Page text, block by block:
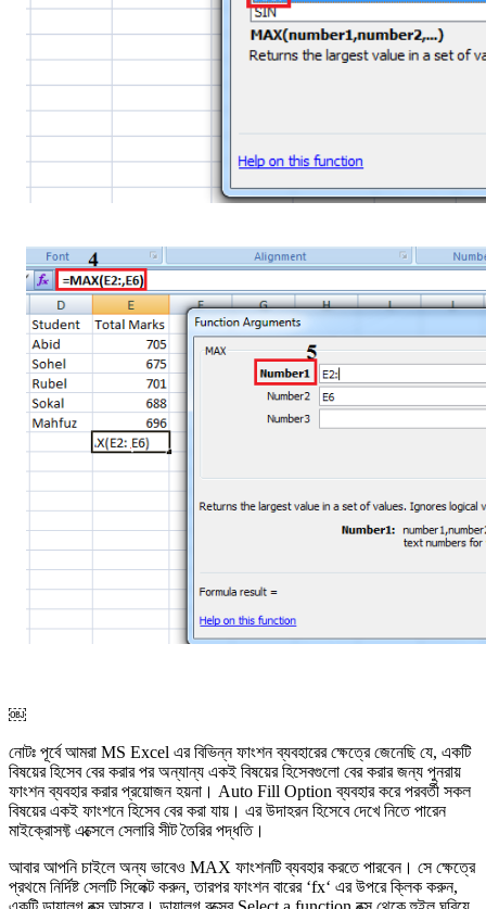
￼
নোটঃ পূর্বে আমরা MS Excel এর বিভিন্ন ফাংশন ব্যবহারের ক্ষেত্রে জেনেছি যে, একটি
বিষয়ের হিসেব বের করার পর অন্যান্য একই বিষয়ের হিসেবগুলো বের করার জন্য পুনরায়
ফাংশন ব্যবহার করার প্রয়োজন হয়না। Auto Fill Option ব্যবহার করে পরবর্তী সকল
বিষয়ের একই ফাংশনে হিসেব বের করা যায়। এর উদাহরন হিসেবে দেখে নিতে পারেন
মাইক্রোসফ্ট এক্সেলে সেলারি সীট তৈরির পদ্ধতি।
আবার আপনি চাইলে অন্য ভাবেও MAX ফাংশনটি ব্যবহার করতে পারবেন। সে ক্ষেত্রে
প্রথমে নির্দিষ্ট সেলটি সিলেক্ট করুন, তারপর ফাংশন বারের ‘fx‘ এর উপরে ক্লিক করুন,